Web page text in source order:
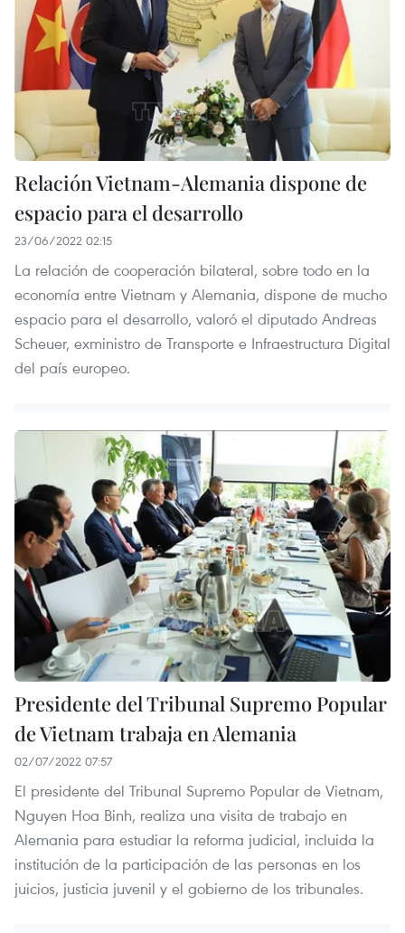
Relación Vietnam-Alemania dispone de
espacio para el desarrollo
23/06/2022 02:15
La relación de cooperación bilateral, sobre todo en la
economía entre Vietnam y Alemania, dispone de mucho
espacio para el desarrollo, valoró el diputado Andreas
Scheuer, exministro de Transporte e Infraestructura Digital
del país europeo.
Presidente del Tribunal Supremo Popular
de Vietnam trabaja en Alemania
02/07/2022 07:57
El presidente del Tribunal Supremo Popular de Vietnam,
Nguyen Hoa Binh, realiza una visita de trabajo en
Alemania para estudiar la reforma judicial, incluida la
institución de la participación de las personas en los
juicios, justicia juvenil y el gobierno de los tribunales.